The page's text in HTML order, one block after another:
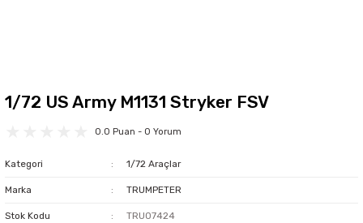
1/72 US Army M1131 Stryker FSV
0.0 Puan - 0 Yorum
Kategori 1/72 Araçlar
Marka TRUMPETER
Stok Kodu TRU07424